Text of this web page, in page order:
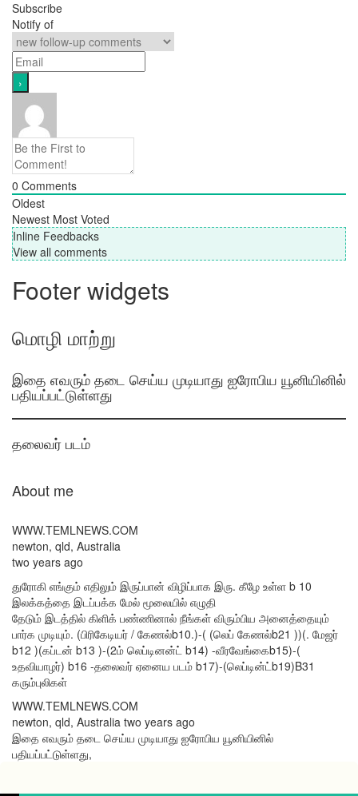
Subscribe
Notify of
0 Comments
Oldest
Newest Most Voted
Inline Feedbacks
View all comments
Footer widgets
மொழி மாற்று
இதை எவரும் தடை செய்ய முடியாது ஐரோபிய யூனியினில்
பதியப்பட்டுள்ளது
தலைவர் படம்
About me
WWW.TEMLNEWS.COM
newton, qld, Australia
two years ago
துரோகி எங்கும் எதிலும் இருப்பான் விழிப்பாக இரு. கீழே உள்ள b 10
இலக்கத்தை இடப்பக்க மேல் மூலையில் எழுதி
தேடும் இடத்தில் கிளிக் பண்ணினால் நீங்கள் விரும்பிய அனைத்தையும்
பார்க முடியும். (பிரிகேடியர் / கேணல்b10.)-( (லெப் கேணல்b21 ))(. மேஜர்
b12 )(கப்டன் b13 )-(2ம் லெப்டினன்ட் b14) -வீரவேங்கைb15)-(
உதவியாழர்) b16 -தலைவர் ஏனைய படம் b17)-(லெப்டின்ட்b19)B31
கரும்புலிகள்
WWW.TEMLNEWS.COM
newton, qld, Australia two years ago
இதை எவரும் தடை செய்ய முடியாது ஐரோபிய யூனியினில்
பதியப்பட்டுள்ளது,